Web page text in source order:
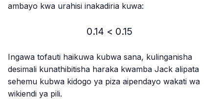
ambayo kwa urahisi inakadiria kuwa:
0.14 < 0.15
0.14 < 0.15
Ingawa tofauti haikuwa kubwa sana, kulinganisha
desimali kunathibitisha haraka kwamba Jack alipata
sehemu kubwa kidogo ya piza aipendayo wakati wa
wikiendi ya pili.